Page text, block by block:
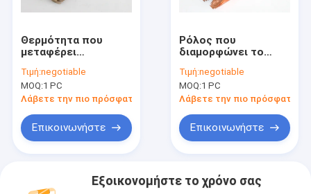
Θερμότητα που
μεταφέρει
χαλκός
σπειροειδή??????????
σωλήνα για τον
Τιμή:negotiable
MOQ:1 PC
Λάβετε την πιο πρόσφατη τιμή
Επικοινωνήστε
Ρόλος που
διαμορφώνει το
πτερυγίων χαλκού
για το υγρό που
δροσίζει και που
χαμηλούς??????????
σωλήνες
Τιμή:negotiable
MOQ:1 PC
Λάβετε την πιο πρόσφατη
Επικοινωνήστε
Εξοικονομήστε το χρόνο σας